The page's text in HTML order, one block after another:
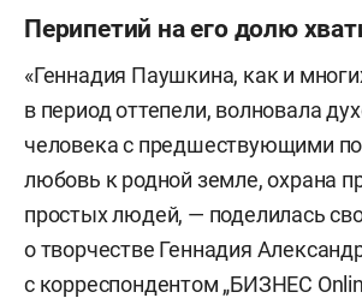
Перипетий на его долю
«Геннадия Паушкина, как и
в период оттепели, волновала
человека с предшествующими
любовь к родной земле, охрана
простых людей, — поделилась
о творчестве Геннадия
с корреспондентом „БИЗНЕС